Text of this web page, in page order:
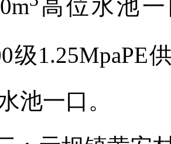
高位水池
级1.25MpaPE
池一口。